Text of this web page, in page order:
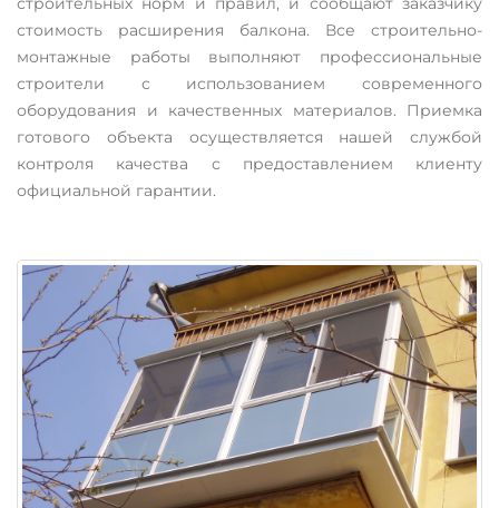
стоимость расширения балкона. Все строительно-
монтажные работы выполняют профессиональные
строители с использованием современного
оборудования и качественных материалов. Приемка
готового объекта осуществляется нашей службой
контроля качества с предоставлением клиенту
официальной гарантии.